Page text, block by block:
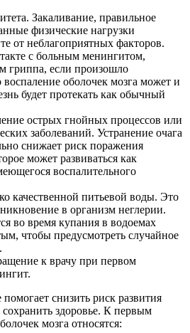
Закаливание, правильное
физические нагрузки
от неблагоприятных факторов.
с больным менингитом,
гриппа, если произошло
оболочек мозга может и
будет протекать как обычный
острых гнойных процессов или
заболеваний. Устранение очага
снижает риск поражения
может развиваться как
воспалительного
качественной питьевой воды. Это
в организм неглерии.
во время купания в водоемах
чтобы предусмотреть случайное
к врачу при первом
снизить риск развития
здоровье. К первым
мозга относятся: